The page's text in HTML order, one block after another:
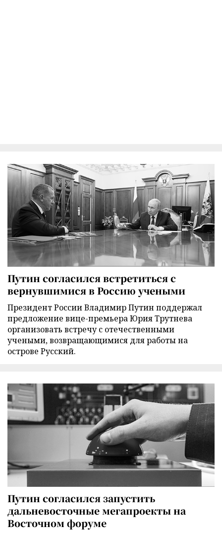
Путин согласился встретиться с
вернувшимися в Россию учеными
Президент России Владимир Путин поддержал
предложение вице-премьера Юрия Трутнева
организовать встречу с отечественными
учеными, возвращающимися для работы на
острове Русский.
Путин согласился запустить
дальневосточные мегапроекты на
Восточном форуме